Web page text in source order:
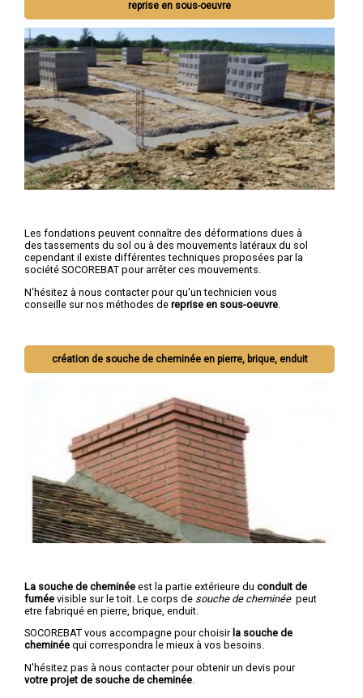
reprise en sous-oeuvre
Les fondations peuvent connaître des déformations dues à
des tassements du sol ou à des mouvements latéraux du sol
cependant il existe différentes techniques proposées par la
société SOCOREBAT pour arrêter ces mouvements.
N'hésitez à nous contacter pour qu'un technicien vous
conseille sur nos méthodes de reprise en sous-oeuvre.
création de souche de cheminée en pierre, brique, enduit
La souche de cheminée est la partie extérieure du conduit de
fumée visible sur le toit. Le corps de souche de cheminéepeut
etre fabriqué en pierre, brique, enduit.
SOCOREBAT vous accompagne pour choisir la souche de
cheminée qui correspondra le mieux à vos besoins.
N'hésitez pas à nous contacter pour obtenir un devis pour
votre projet de souche de cheminée.